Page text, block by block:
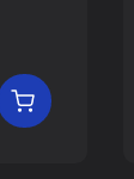
В КОРЗИНУ